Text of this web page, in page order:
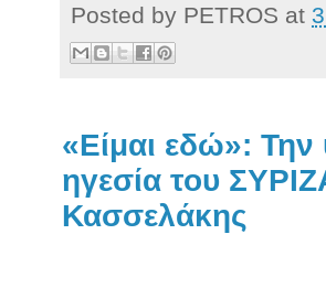
Posted by PETROS at
«Είμαι εδώ»: Την
ηγεσία του
Κασσελάκης